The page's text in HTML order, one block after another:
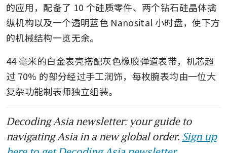
的应用，配备了 10 个硅质零件、两个钻石硅晶体擒
纵机构以及一个透明蓝色 Nanosital 小时盘，使下方
的机械结构一览无余。
44 毫米的白金表壳搭配灰色橡胶弹道表带，机芯超
过 70% 的部分经过手工润饰，每枚腕表均由一位大
复杂功能制表师独立组装。
Decoding Asia newsletter: your guide to
navigating Asia in a new global order. Sign up